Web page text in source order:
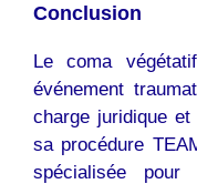
Conclusion
Le coma
événement
charge juridique et
sa procédure
spécialisée